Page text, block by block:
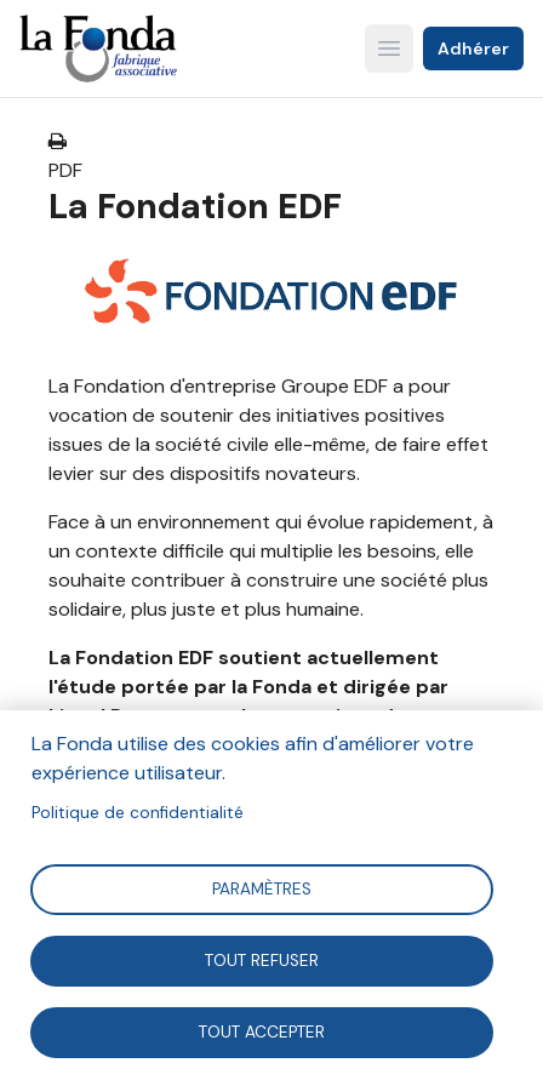
Aller
au
contenu
principal
Open main menu
Adhérer
PDF
La Fondation EDF
La Fondation d'entreprise Groupe EDF a pour
vocation de soutenir des initiatives positives
issues de la société civile elle-même, de faire effet
levier sur des dispositifs novateurs.
Face à un environnement qui évolue rapidement, à
un contexte difficile qui multiplie les besoins, elle
souhaite contribuer à construire une société plus
solidaire, plus juste et plus humaine.
La Fondation EDF soutient actuellement
l'étude portée par la Fonda et dirigée par
Lionel Prouteau sur les mutations de
l'engagement bénévole.
vieillissement démographique
Site internet de la Fondation EDF
Inscrivez-vous à notre newsletter
pour suivre l’actualité de la Fonda
La Fonda utilise des cookies afin d'améliorer votre
expérience utilisateur.
Politique de confidentialité
PARAMÈTRES
TOUT REFUSER
TOUT ACCEPTER